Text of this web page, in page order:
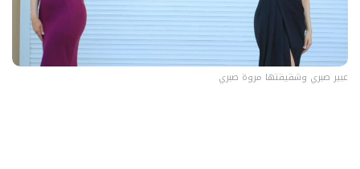
عبير صبري وشقيقتها مروة صبري